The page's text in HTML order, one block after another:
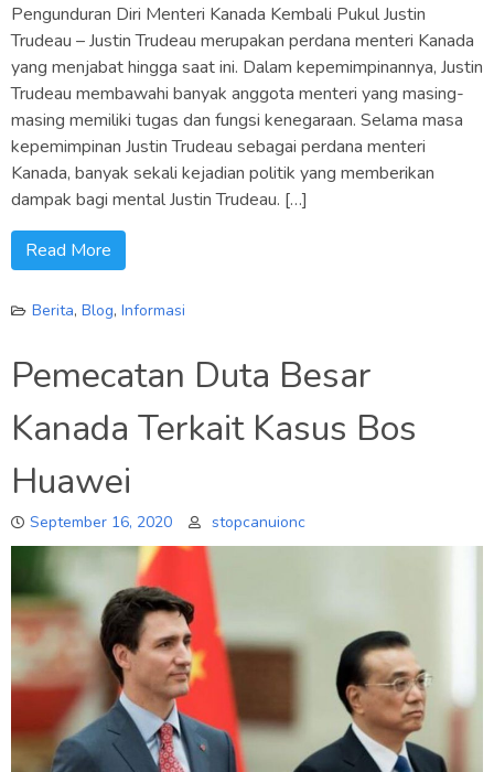
Pengunduran Diri Menteri Kanada Kembali Pukul Justin
Trudeau – Justin Trudeau merupakan perdana menteri Kanada
yang menjabat hingga saat ini. Dalam kepemimpinannya, Justin
Trudeau membawahi banyak anggota menteri yang masing-
masing memiliki tugas dan fungsi kenegaraan. Selama masa
kepemimpinan Justin Trudeau sebagai perdana menteri
Kanada, banyak sekali kejadian politik yang memberikan
dampak bagi mental Justin Trudeau. […]
Read More
Berita, Blog, Informasi
Pemecatan Duta Besar
Kanada Terkait Kasus Bos
Huawei
September 16, 2020 stopcanuionc